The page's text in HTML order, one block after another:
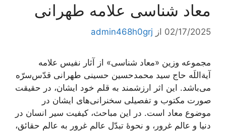
معاد شناسی علامه طهرانی
02/17/2025 از admin468h0grj
مجموعه وزین «معاد‌ شناسی» از آثار نفیس علامه
آیة‌اللَه حاج سید محمدحسین حسینی طهرانی قدّس‌سرّه
می‌باشد. این اثر ارزشمند به قلم خود ایشان، در حقیقت
صورت مکتوب و تفصیلی سخنرانی‌های ایشان در
موضوع معاد است. در این مباحث، کیفیت سیر انسان در
دنیا و عالم غرور، و نحوۀ تبدّل عالم غرور به عالم حقائق،